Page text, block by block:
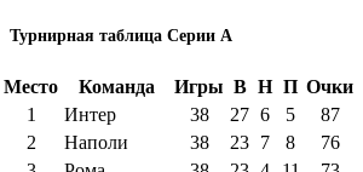
Турнирная таблица Серии А
Место Команда Игры В Н П Очки
1
Интер 38 27 6 5
87
2
Наполи 38 23 7 8
76